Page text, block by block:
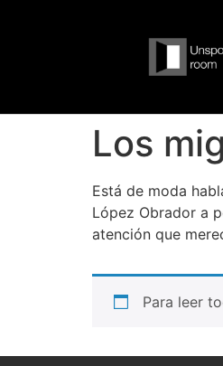
Los
Está de moda
López Obrador a
atención que
Para leer